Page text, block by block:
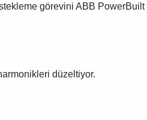
görevini ABB
düzeltiyor.